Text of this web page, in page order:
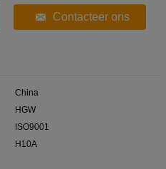
Contacteer ons
China
HGW
ISO9001
H10A